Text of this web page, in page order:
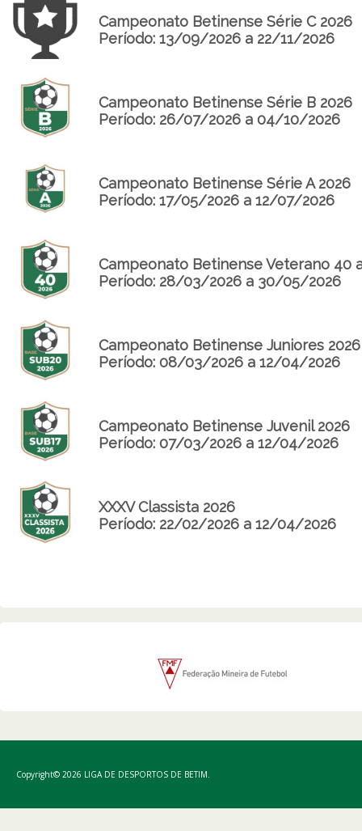
Campeonato Betinense Série C 2026
Período: 13/09/2026 a 22/11/2026
Campeonato Betinense Série B 2026
Período: 26/07/2026 a 04/10/2026
Campeonato Betinense Série A 2026
Período: 17/05/2026 a 12/07/2026
Campeonato Betinense Veterano 40
Período: 28/03/2026 a 30/05/2026
Campeonato Betinense Juniores 2026
Período: 08/03/2026 a 12/04/2026
Campeonato Betinense Juvenil 2026
Período: 07/03/2026 a 12/04/2026
XXXV Classista 2026
Período: 22/02/2026 a 12/04/2026
Copyright© 2026 LIGA DE DESPORTOS DE BETIM.